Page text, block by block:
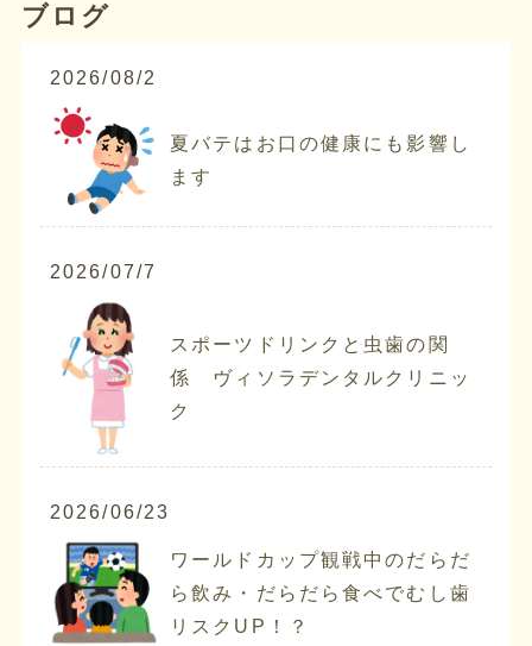
ブログ
2026/08/2
夏バテはお口の健康にも影響し
ます
2026/07/7
スポーツドリンクと虫歯の関
係 ヴィソラデンタルクリニッ
ク
2026/06/23
ワールドカップ観戦中のだらだ
ら飲み・だらだら食べでむし歯
リスクUP！？